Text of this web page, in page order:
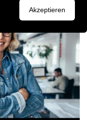
Entdecken
Leadership
Impulse
Lassen Sie
Akzeptieren